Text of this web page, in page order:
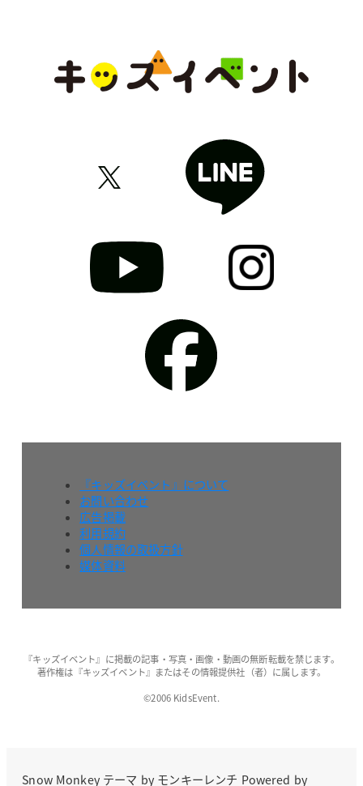
『キッズイベント』について
お問い合わせ
広告掲載
利用規約
個人情報の取扱方針
媒体資料
『キッズイベント』に掲載の記事・写真・画像・動画の無断転載を禁じます。
著作権は『キッズイベント』またはその情報提供社（者）に属します。
©2006 KidsEvent.
Snow Monkeyテーマ by モンキーレンチ Powered by